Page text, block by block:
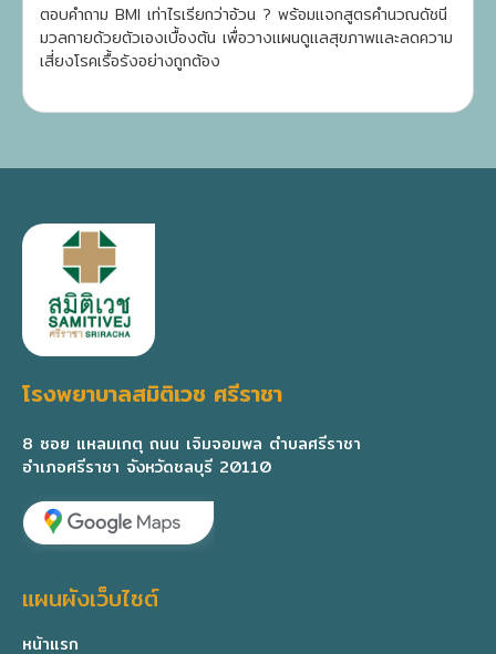
ตอบคำถาม BMI เท่าไรเรียกว่าอ้วน ? พร้อมแจกสูตรคำนวณดัชนี
มวลกายด้วยตัวเองเบื้องต้น เพื่อวางแผนดูแลสุขภาพและลดความ
เสี่ยงโรคเรื้อรังอย่างถูกต้อง
โรงพยาบาลสมิติเวช ศรีราชา
8 ซอย แหลมเกตุ ถนน เจิมจอมพล ตำบลศรีราชา
อำเภอศรีราชา จังหวัดชลบุรี 20110
แผนผังเว็บไซต์
หน้าแรก